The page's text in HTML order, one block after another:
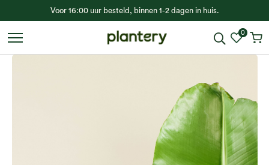
Voor 16:00 uur besteld, binnen 1-2 dagen in huis.
0